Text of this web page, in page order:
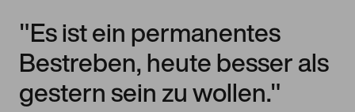
"Es ist ein permanentes
Bestreben, heute besser als
gestern sein zu wollen."